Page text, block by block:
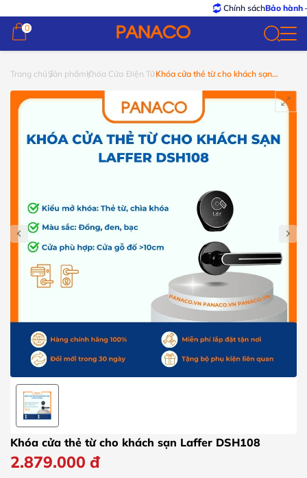
Chính sáchBảo hành – Đổi trả
0
0
Trang chủ Sản phẩmKhóa Cửa Điện TửKhóa cửa thẻ từ cho khách sạn
Khóa cửa thẻ từ cho khách sạn Laffer DSH108
2.879.000 đ